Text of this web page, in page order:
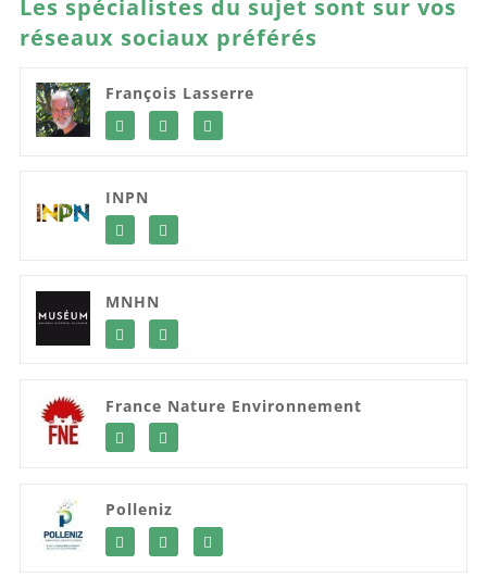
Les spécialistes du sujet sont sur vos
réseaux sociaux préférés
François Lasserre
INPN
MNHN
France Nature Environnement
Polleniz